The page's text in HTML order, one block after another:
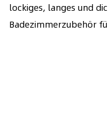
lockiges, langes und
Badezimmerzubehör